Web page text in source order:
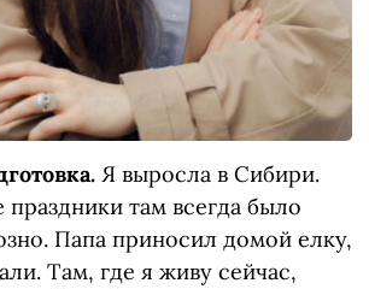
Я выросла в Сибири.
там всегда было
Папа приносил домой елку,
Там, где я живу сейчас,